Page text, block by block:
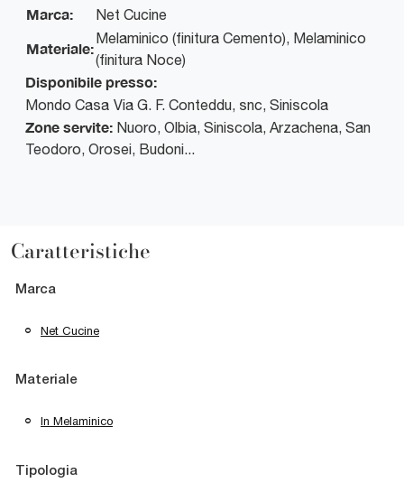
Marca: Net Cucine
Materiale:
Melaminico (finitura Cemento), Melaminico
(finitura Noce)
Disponibile presso:
Mondo Casa Via G. F. Conteddu, snc, Siniscola
Zone servite: Nuoro, Olbia, Siniscola, Arzachena, San
Teodoro, Orosei, Budoni...
Caratteristiche
Marca
Net Cucine
Materiale
In Melaminico
Tipologia